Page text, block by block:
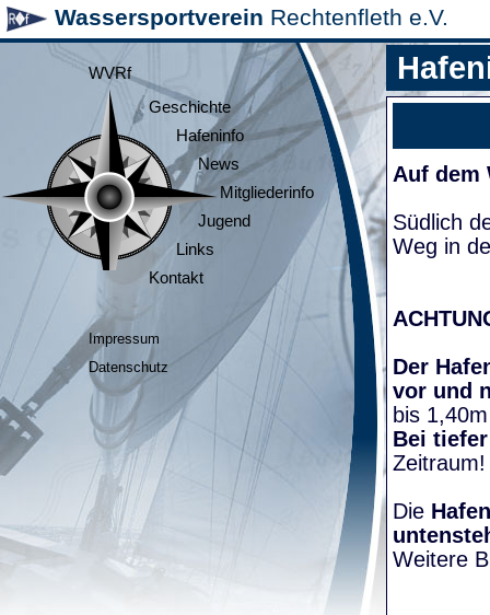
Wassersportverein Rechtenfleth e.V.
WVRf
Geschichte
Hafeninfo
News
Mitgliederinfo
Jugend
Links
Kontakt
Impressum
Datenschutz
Auf dem
Südlich
Weg in
Der
vor und
bis
Bei
Die
Weitere